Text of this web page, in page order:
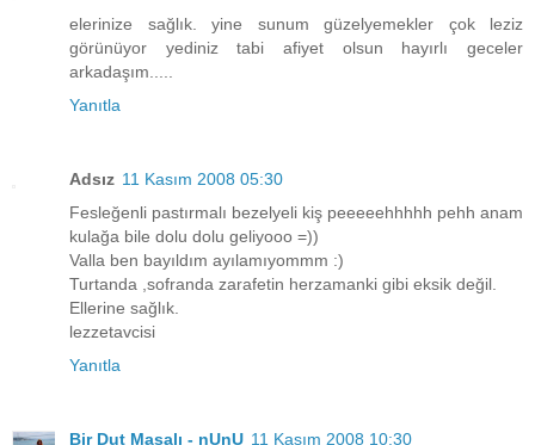
elerinize sağlık. yine sunum güzelyemekler çok leziz
görünüyor yediniz tabi afiyet olsun hayırlı geceler
arkadaşım.....
Yanıtla
Adsız 11 Kasım 2008 05:30
Fesleğenli pastırmalı bezelyeli kiş peeeeehhhhh pehh anam
kulağa bile dolu dolu geliyooo =))
Valla ben bayıldım ayılamıyommm :)
Turtanda ,sofranda zarafetin herzamanki gibi eksik değil.
Ellerine sağlık.
lezzetavcisi
Yanıtla
Bir Dut Masalı - nUnU 11 Kasım 2008 10:30